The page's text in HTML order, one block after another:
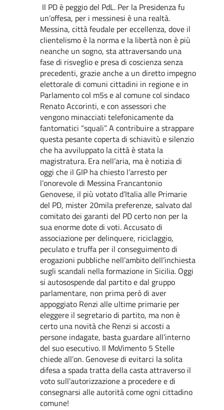
Il PD è peggio del PdL. Per la Presidenza fu
un’offesa, per i messinesi è una realtà.
Messina, città feudale per eccellenza, dove il
clientelismo è la norma e la libertà non è più
neanche un sogno, sta attraversando una
fase di risveglio e presa di coscienza senza
precedenti, grazie anche a un diretto impegno
elettorale di comuni cittadini in regione e in
Parlamento col m5s e al comune col sindaco
Renato Accorinti, e con assessori che
vengono minacciati telefonicamente da
fantomatici “squali”. A contribuire a strappare
questa pesante coperta di schiavitù e silenzio
che ha avviluppato la città è stata la
magistratura. Era nell’aria, ma è notizia di
oggi che il GIP ha chiesto l’arresto per
l’onorevole di Messina Francantonio
Genovese, il più votato d’Italia alle Primarie
del PD, mister 20mila preferenze, salvato dal
comitato dei garanti del PD certo non per la
sua enorme dote di voti. Accusato di
associazione per delinquere, riciclaggio,
peculato e truffa per il conseguimento di
erogazioni pubbliche nell’ambito dell’inchiesta
sugli scandali nella formazione in Sicilia. Oggi
si autosospende dal partito e dal gruppo
parlamentare, non prima però di aver
appoggiato Renzi alle ultime primarie per
eleggere il segretario di partito, ma non è
certo una novità che Renzi si accosti a
persone indagate, basta guardare all’interno
del suo esecutivo. Il MoVimento 5 Stelle
chiede all’on. Genovese di evitarci la solita
difesa a spada tratta della casta attraverso il
voto sull’autorizzazione a procedere e di
consegnarsi alle autorità come ogni cittadino
comune!